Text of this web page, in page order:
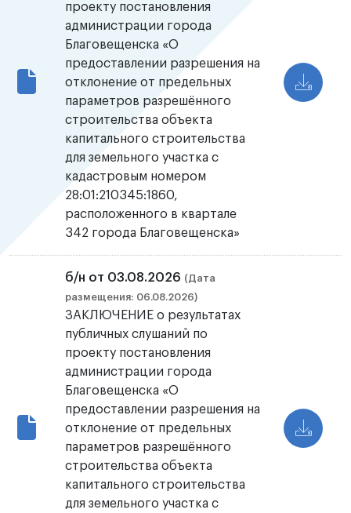
проекту постановления
администрации города
Благовещенска «О
предоставлении разрешения на
отклонение от предельных
параметров разрешённого
строительства объекта
капитального строительства
для земельного участка с
кадастровым номером
28:01:210345:1860,
расположенного в квартале
342 города Благовещенска»
б/н от 03.08.2026 (Дата
размещения: 06.08.2026)
ЗАКЛЮЧЕНИЕ о результатах
публичных слушаний по
проекту постановления
администрации города
Благовещенска «О
предоставлении разрешения на
отклонение от предельных
параметров разрешённого
строительства объекта
капитального строительства
для земельного участка с